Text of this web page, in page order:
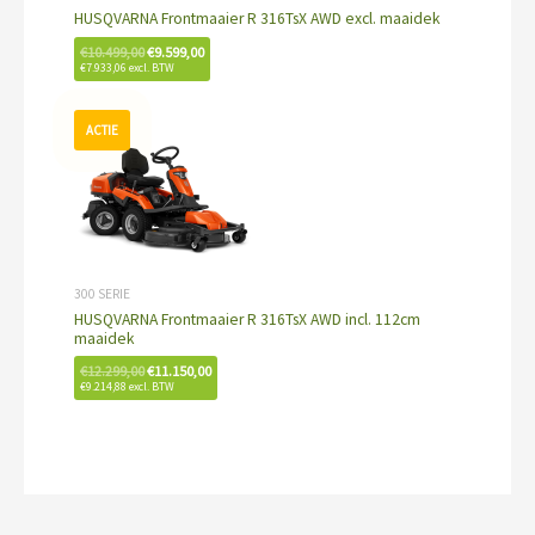
HUSQVARNA Frontmaaier R 316TsX AWD excl. maaidek
€10.499,00€9.599,00
€7.933,06 excl. BTW
300 SERIE
HUSQVARNA Frontmaaier R 316TsX AWD incl. 112cm
maaidek
€12.299,00
prijs
was:
€12.299,00.
€11.150,00
€9.214,88 excl. BTW